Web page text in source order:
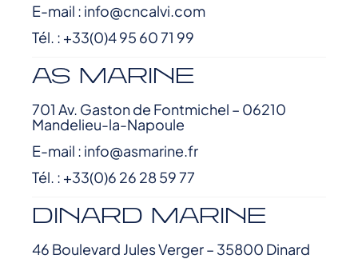
E-mail : info@cncalvi.com
Tél. : +33(0)4 95 60 71 99
AS MARINE
701 Av. Gaston de Fontmichel – 06210
Mandelieu-la-Napoule
E-mail : info@asmarine.fr
Tél. : +33(0)6 26 28 59 77
DINARD MARINE
46 Boulevard Jules Verger – 35800 Dinard